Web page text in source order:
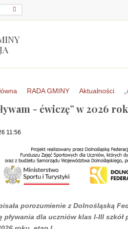
RADA GMINY Aktualności
- ćwiczę” w 2026
11:56
porozumienie z Dolnośląską
dla uczniów klas I-III szkół